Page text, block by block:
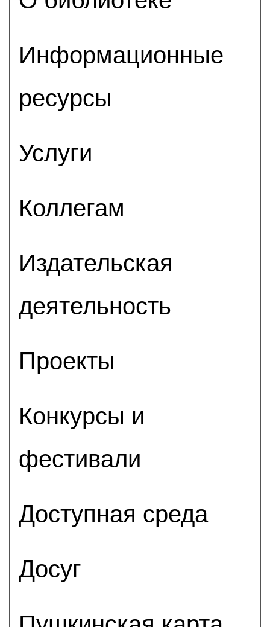
Информационные
ресурсы
Услуги
Коллегам
Издательская
деятельность
Проекты
Конкурсы и
фестивали
Доступная среда
Досуг